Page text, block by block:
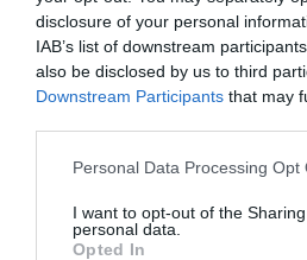
disclosure of your personal
IAB’s list of downstream
also be disclosed by us to third
Downstream Participants that may
Personal Data Processing Opt
I want to opt-out of the
personal data.
Opted In